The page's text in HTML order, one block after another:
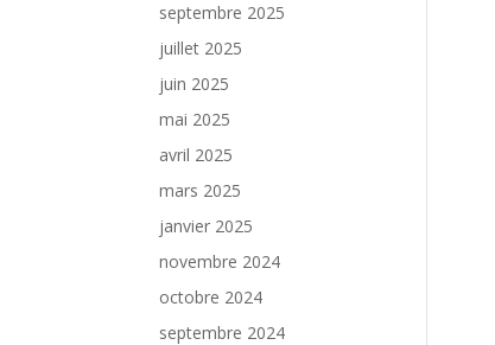
septembre 2025
juillet 2025
juin 2025
mai 2025
avril 2025
mars 2025
janvier 2025
novembre 2024
octobre 2024
septembre 2024